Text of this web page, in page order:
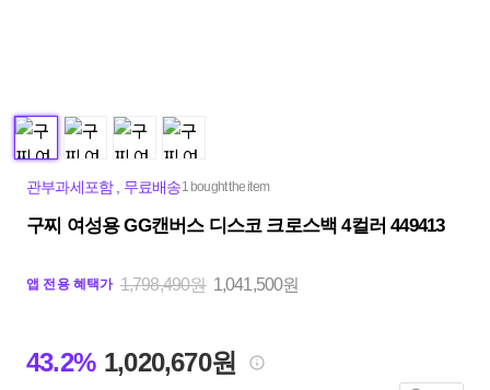
관부과세포함 무료배송1 bought the item
구찌 여성용 GG캔버스 디스코 크로스백 4컬러 449413
앱 전용 혜택가 1,798,490원 1,041,500원
43.2% 1,020,670원